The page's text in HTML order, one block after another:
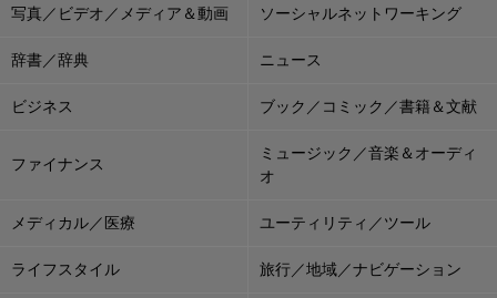
写真／ビデオ／メディア＆動画 ソーシャルネットワーキング
辞書／辞典 ニュース
ビジネス ブック／コミック／書籍＆文献
ファイナンス
ミュージック／音楽＆オーディ
オ
メディカル／医療 ユーティリティ／ツール
ライフスタイル 旅行／地域／ナビゲーション